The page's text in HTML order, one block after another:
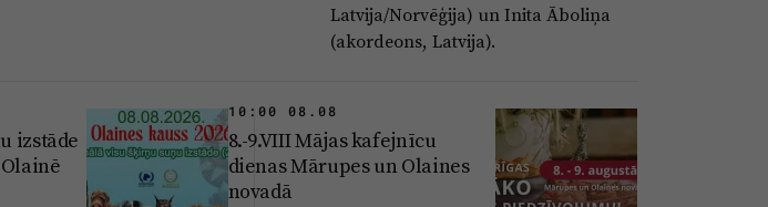
Latvija/Norvēģija) un Inita Āboliņa
(akordeons, Latvija).
izstāde
10:00 08.08
8.-9.VIII Mājas kafejnīcu
dienas Mārupes un Olaines
novadā